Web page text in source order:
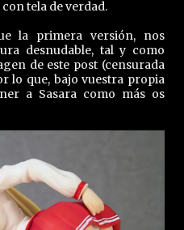
tela de verdad.
la primera versión, nos
desnudable, tal y como
de este post (censurada
lo que, bajo vuestra propia
a Sasara como más os